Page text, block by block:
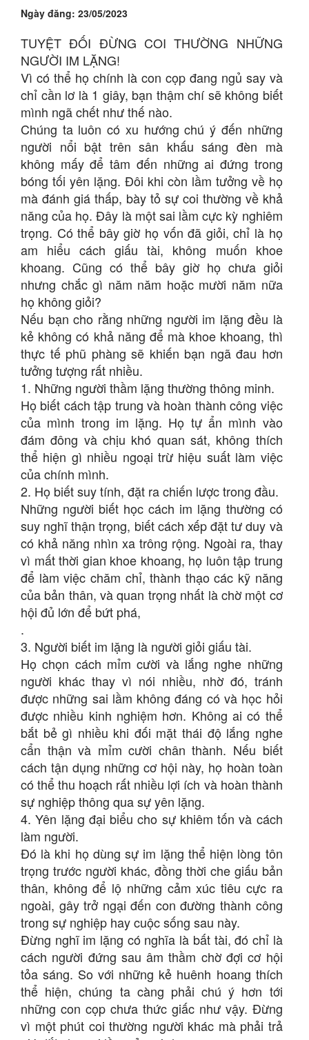
Ngày đăng: 23/05/2023
TUYỆT ĐỐI ĐỪNG COI THƯỜNG NHỮNG
NGƯỜI IM LẶNG!
Vì có thể họ chính là con cọp đang ngủ say và
chỉ cần lơ là 1 giây, bạn thậm chí sẽ không biết
mình ngã chết như thế nào.
Chúng ta luôn có xu hướng chú ý đến những
người nổi bật trên sân khấu sáng đèn mà
không mấy để tâm đến những ai đứng trong
bóng tối yên lặng. Đôi khi còn lầm tưởng về họ
mà đánh giá thấp, bày tỏ sự coi thường về khả
năng của họ. Đây là một sai lầm cực kỳ nghiêm
trọng. Có thể bây giờ họ vốn đã giỏi, chỉ là họ
am hiểu cách giấu tài, không muốn khoe
khoang. Cũng có thể bây giờ họ chưa giỏi
nhưng chắc gì năm năm hoặc mười năm nữa
họ không giỏi?
Nếu bạn cho rằng những người im lặng đều là
kẻ không có khả năng để mà khoe khoang, thì
thực tế phũ phàng sẽ khiến bạn ngã đau hơn
tưởng tượng rất nhiều.
1. Những người thầm lặng thường thông minh.
Họ biết cách tập trung và hoàn thành công việc
của mình trong im lặng. Họ tự ẩn mình vào
đám đông và chịu khó quan sát, không thích
thể hiện gì nhiều ngoại trừ hiệu suất làm việc
của chính mình.
2. Họ biết suy tính, đặt ra chiến lược trong đầu.
Những người biết học cách im lặng thường có
suy nghĩ thận trọng, biết cách xếp đặt tư duy và
có khả năng nhìn xa trông rộng. Ngoài ra, thay
vì mất thời gian khoe khoang, họ luôn tập trung
để làm việc chăm chỉ, thành thạo các kỹ năng
của bản thân, và quan trọng nhất là chờ một cơ
hội đủ lớn để bứt phá,
.
3. Người biết im lặng là người giỏi giấu tài.
Họ chọn cách mỉm cười và lắng nghe những
người khác thay vì nói nhiều, nhờ đó, tránh
được những sai lầm không đáng có và học hỏi
được nhiều kinh nghiệm hơn. Không ai có thể
bắt bẻ gì nhiều khi đối mặt thái độ lắng nghe
cẩn thận và mỉm cười chân thành. Nếu biết
cách tận dụng những cơ hội này, họ hoàn toàn
có thể thu hoạch rất nhiều lợi ích và hoàn thành
sự nghiệp thông qua sự yên lặng.
4. Yên lặng đại biểu cho sự khiêm tốn và cách
làm người.
Đó là khi họ dùng sự im lặng thể hiện lòng tôn
trọng trước người khác, đồng thời che giấu bản
thân, không để lộ những cảm xúc tiêu cực ra
ngoài, gây trở ngại đến con đường thành công
trong sự nghiệp hay cuộc sống sau này.
Đừng nghĩ im lặng có nghĩa là bất tài, đó chỉ là
cách người đứng sau âm thầm chờ đợi cơ hội
tỏa sáng. So với những kẻ huênh hoang thích
thể hiện, chúng ta càng phải chú ý hơn tới
những con cọp chưa thức giấc như vậy. Đừng
vì một phút coi thường người khác mà phải trả